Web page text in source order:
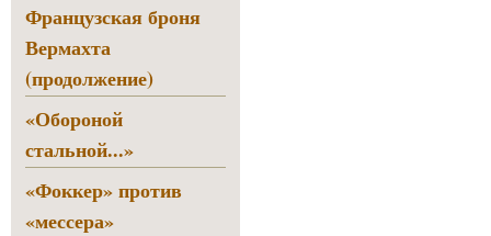
Французская броня
Вермахта
(продолжение)
«Обороной
стальной...»
«Фоккер» против
«мессера»